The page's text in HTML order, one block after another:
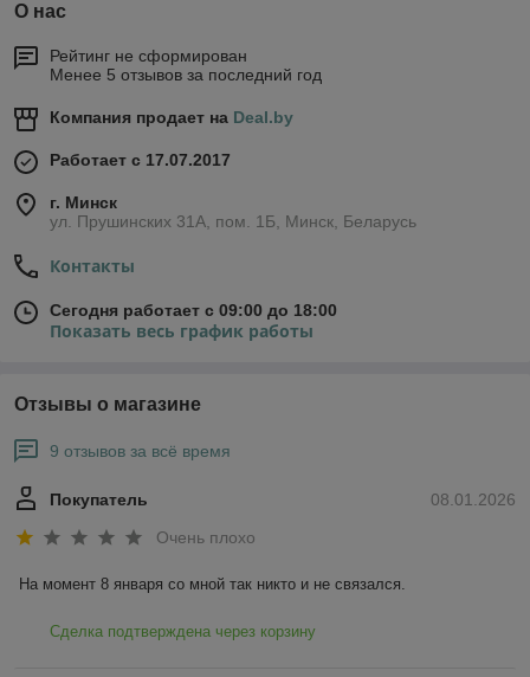
О нас
Рейтинг не сформирован
Менее 5 отзывов за последний год
Компания продает на Deal.by
Работает с 17.07.2017
г. Минск
ул. Прушинских 31А, пом. 1Б, Минск, Беларусь
Контакты
Сегодня работает с 09:00 до 18:00
Показать весь график работы
Отзывы о магазине
9 отзывов за всё время
08.01.2026
Покупатель
Очень плохо
На момент 8 января со мной так никто и не связался.
Сделка подтверждена через корзину